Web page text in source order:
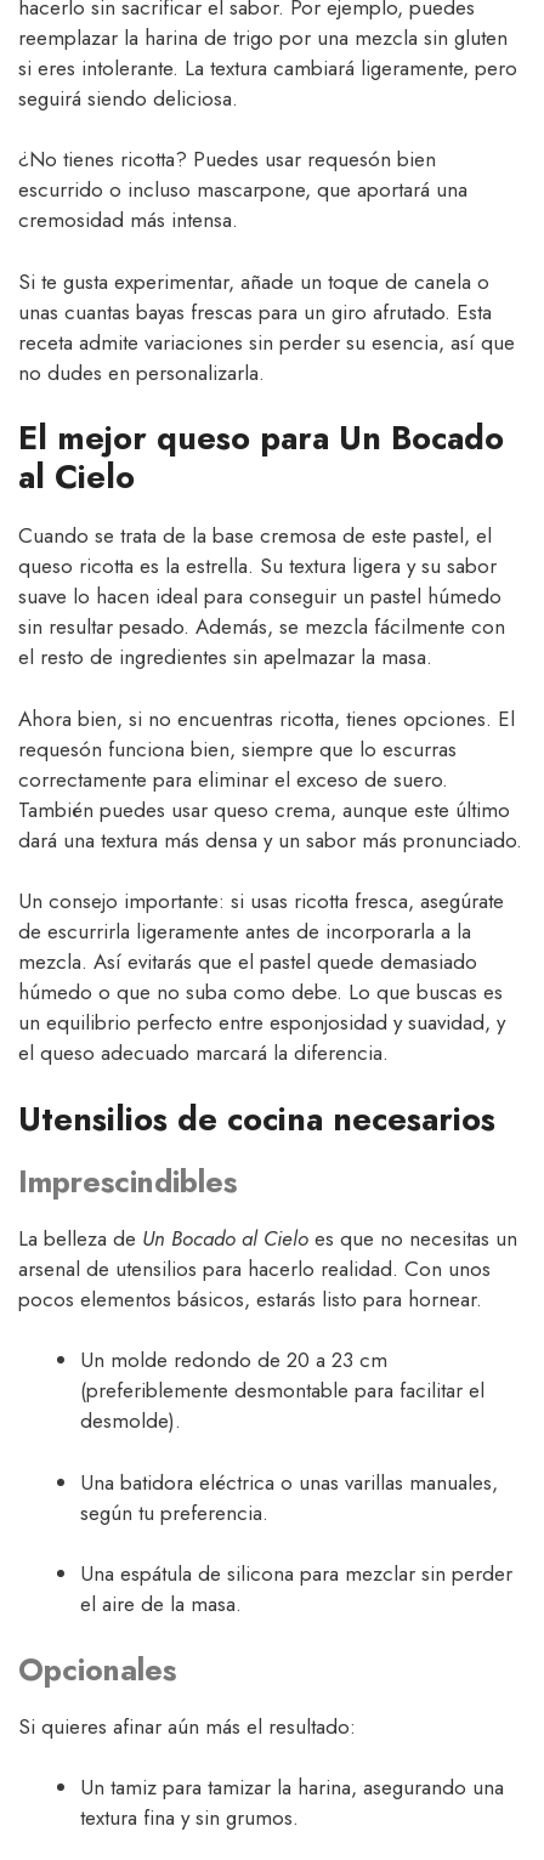
hacerlo sin sacrificar el sabor. Por ejemplo, puedes
reemplazar la harina de trigo por una mezcla sin gluten
si eres intolerante. La textura cambiará ligeramente, pero
seguirá siendo deliciosa.
¿No tienes ricotta? Puedes usar requesón bien
escurrido o incluso mascarpone, que aportará una
cremosidad más intensa.
Si te gusta experimentar, añade un toque de canela o
unas cuantas bayas frescas para un giro afrutado. Esta
receta admite variaciones sin perder su esencia, así que
no dudes en personalizarla.
El mejor queso para Un Bocado
al Cielo
Cuando se trata de la base cremosa de este pastel, el
queso ricotta es la estrella. Su textura ligera y su sabor
suave lo hacen ideal para conseguir un pastel húmedo
sin resultar pesado. Además, se mezcla fácilmente con
el resto de ingredientes sin apelmazar la masa.
Ahora bien, si no encuentras ricotta, tienes opciones. El
requesón funciona bien, siempre que lo escurras
correctamente para eliminar el exceso de suero.
También puedes usar queso crema, aunque este último
dará una textura más densa y un sabor más pronunciado.
Un consejo importante: si usas ricotta fresca, asegúrate
de escurrirla ligeramente antes de incorporarla a la
mezcla. Así evitarás que el pastel quede demasiado
húmedo o que no suba como debe. Lo que buscas es
un equilibrio perfecto entre esponjosidad y suavidad, y
el queso adecuado marcará la diferencia.
Utensilios de cocina necesarios
Imprescindibles
La belleza de Un Bocado al Cielo es que no necesitas un
arsenal de utensilios para hacerlo realidad. Con unos
pocos elementos básicos, estarás listo para hornear.
Un molde redondo de 20 a 23 cm
(preferiblemente desmontable para facilitar el
desmolde).
Una batidora eléctrica o unas varillas manuales,
según tu preferencia.
Una espátula de silicona para mezclar sin perder
el aire de la masa.
Opcionales
Si quieres afinar aún más el resultado:
Un tamiz para tamizar la harina, asegurando una
textura fina y sin grumos.